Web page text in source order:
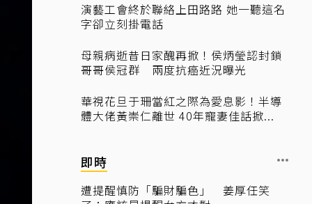
演藝工會終於聯絡上田路路 她一聽這名
字卻立刻掛電話
母親病逝昔日家醜再掀！侯炳瑩認封鎖
哥哥侯冠群 兩度抗癌近況曝光
華視花旦于珊當紅之際為愛息影！半導
體大佬黃崇仁離世 40年寵妻佳話掀...
即時
遭提醒慎防「騙財騙色」 姜厚任笑